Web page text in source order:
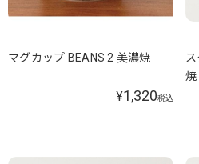
マグカップ BEANS 2 美濃焼
¥1,320税込
焼